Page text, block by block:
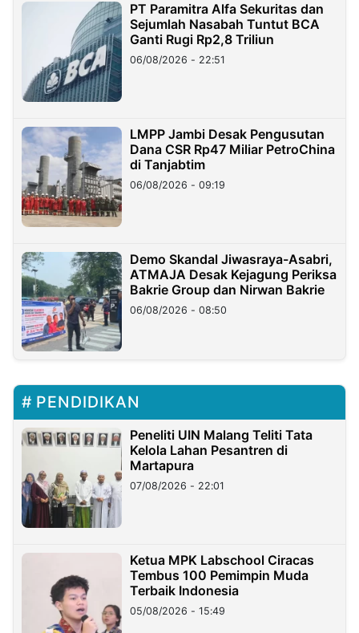
PT Paramitra Alfa Sekuritas dan
Sejumlah Nasabah Tuntut BCA
Ganti Rugi Rp2,8 Triliun
06/08/2026 - 22:51
LMPP Jambi Desak Pengusutan
Dana CSR Rp47 Miliar PetroChina
di Tanjabtim
06/08/2026 - 09:19
Demo Skandal Jiwasraya-Asabri,
ATMAJA Desak Kejagung Periksa
Bakrie Group dan Nirwan Bakrie
06/08/2026 - 08:50
PENDIDIKAN
Peneliti UIN Malang Teliti Tata
Kelola Lahan Pesantren di
Martapura
07/08/2026 - 22:01
Ketua MPK Labschool Ciracas
Tembus 100 Pemimpin Muda
Terbaik Indonesia
05/08/2026 - 15:49